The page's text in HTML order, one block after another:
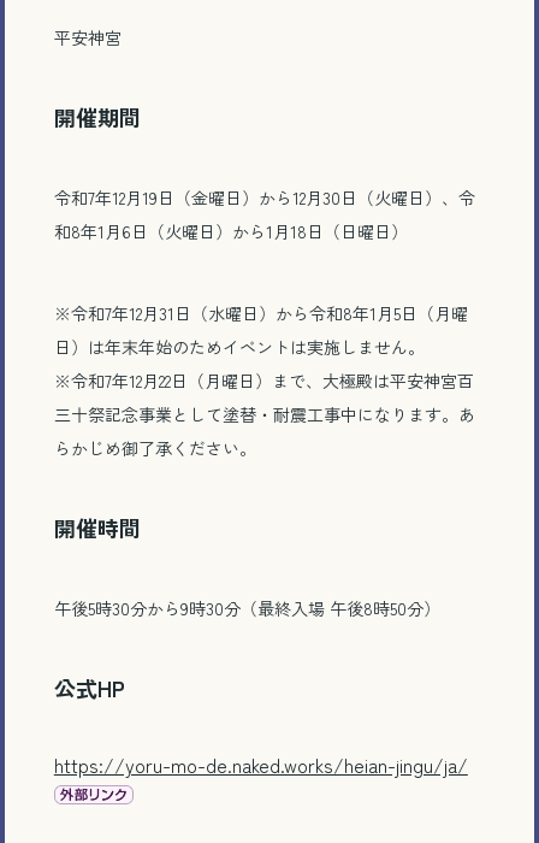
平安神宮
開催期間
令和7年12月19日（金曜日）から12月30日（火曜日）、令
和8年1月6日（火曜日）から1月18日（日曜日）
※令和7年12月31日（水曜日）から令和8年1月5日（月曜
日）は年末年始のためイベントは実施しません。
※令和7年12月22日（月曜日）まで、大極殿は平安神宮百
三十祭記念事業として塗替・耐震工事中になります。あ
らかじめ御了承ください。
開催時間
午後5時30分から9時30分（最終入場 午後8時50分）
公式HP
https://yoru-mo-de.naked.works/heian-jingu/ja/